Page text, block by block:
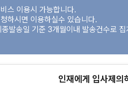
스 이용시 가능합니다.
하시면 이용하실수 있습니다.
발송일 기준 3개월이내 발송건수로
인재에게 입사제의